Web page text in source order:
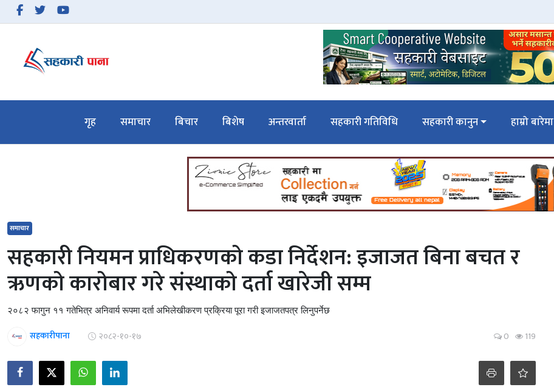
गृह समाचार बिचार बिशेष अन्तरवार्ता सहकारी गतिविधि सहकारी कानुन हाम्रो बारेमा
बिचार
हाम्रो बारेमा
सम्पर्क
समाचार
सहकारी नियमन प्राधिकरणको कडा निर्देशन: इजाजत बिना बचत र
ऋणको कारोबार गरे संस्थाको दर्ता खारेजी सम्म
२०८२ फागुन ११ गतेभित्र अनिवार्य रूपमा दर्ता अभिलेखीकरण प्रक्रिया पूरा गरी इजाजतपत्र लिनुपर्नेछ
सहकारीपाना २०८२-१०-१७ 0 119